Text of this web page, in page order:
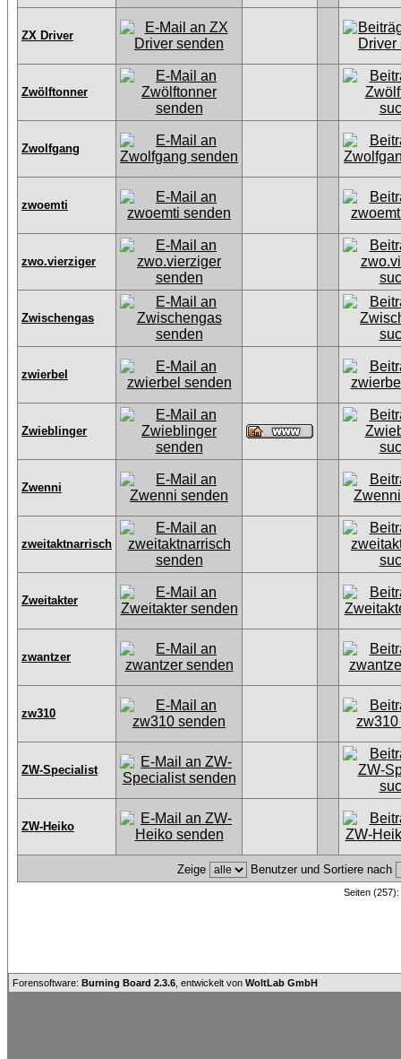
ZX Driver
Zwölftonner
Zwolfgang
zwoemti
zwo.vierziger
Zwischengas
zwierbel
Zwieblinger
Zwenni
zweitaktnarrisch
Zweitakter
zwantzer
zw310
ZW-Specialist
ZW-Heiko
Zeige Benutzer und Sortiere nach
Seiten (257):
Forensoftware: Burning Board 2.3.6 , entwickelt von WoltLab GmbH